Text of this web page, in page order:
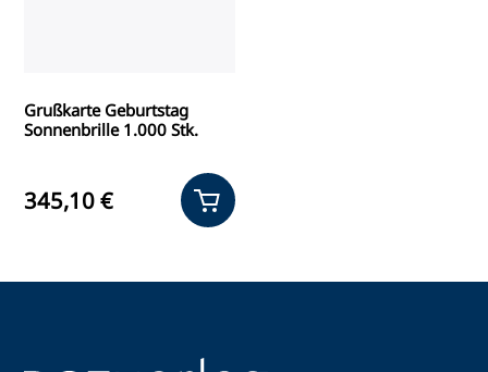
Grußkarte Geburtstag
Sonnenbrille 1.000 Stk.
345,10 €